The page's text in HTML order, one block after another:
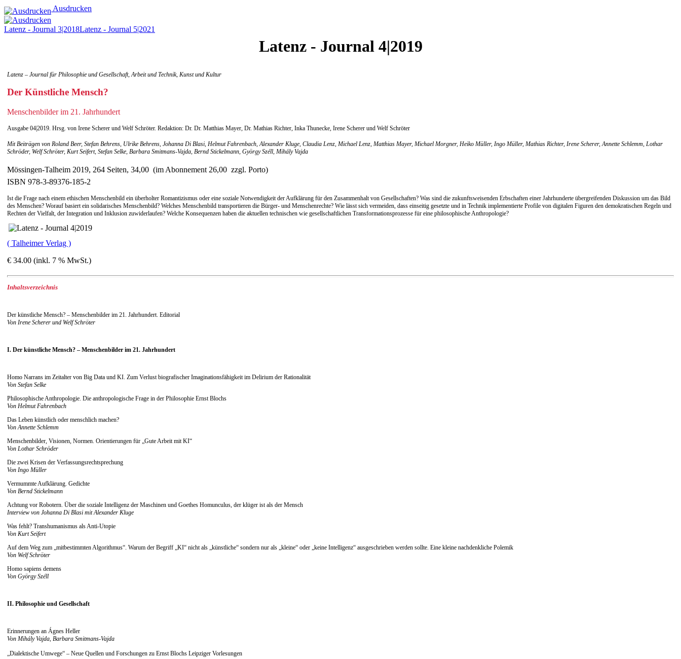
Ausdrucken
Latenz - Journal 3|2018Latenz - Journal 5|2021
Latenz - Journal 4|2019
Latenz – Journal für Philosophie und Gesellschaft, Arbeit und Technik, Kunst und Kultur
Der Künstliche Mensch?
Menschenbilder im 21. Jahrhundert
Ausgabe 04|2019. Hrsg. von Irene Scherer und Welf Schröter. Redaktion: Dr. Dr. Matthias Mayer, Dr. Mathias Richter, Inka Thunecke, Irene Scherer und Welf Schröter
Mit Beiträgen von Roland Beer, Stefan Behrens, Ulrike Behrens, Johanna Di Blasi, Helmut Fahrenbach, Alexander Kluge, Claudia Lenz, Michael Lenz, Matthias Mayer, Michael Morgner, Heiko Müller, Ingo Müller, Mathias Richter, Irene Scherer, Annette Schlemm, Lothar
Schröder, Welf Schröter, Kurt Seifert, Stefan Selke, Barbara Smitmans-Vajda, Bernd Stickelmann, György Széll, Mihály Vajda
Mössingen-Talheim 2019, 264 Seiten, 34,00  (im Abonnement 26,00  zzgl. Porto)
ISBN 978-3-89376-185-2
Ist die Frage nach einem ethischen Menschenbild ein überholter Romantizismus oder eine soziale Notwendigkeit der Aufklärung für den Zusammenhalt von Gesellschaften? Was sind die zukunftsweisenden Erbschaften einer Jahrhunderte übergreifenden Diskussion um das Bild
des Menschen? Worauf basiert ein solidarisches Menschenbild? Welches Menschenbild transportieren die Bürger- und Menschenrechte? Wie lässt sich vermeiden, dass einseitig gesetzte und in Technik implementierte Profile von digitalen Figuren den demokratischen Regeln und
Rechten der Vielfalt, der Integration und Inklusion zuwiderlaufen? Welche Konsequenzen haben die aktuellen technischen wie gesellschaftlichen Transformationsprozesse für eine philosophische Anthropologie?
( Talheimer Verlag )
€ 34.00 (inkl. 7 % MwSt.)
Inhaltsverzeichnis
Der künstliche Mensch? – Menschenbilder im 21. Jahrhundert. Editorial
Von Irene Scherer und Welf Schröter
I. Der künstliche Mensch? – Menschenbilder im 21. Jahrhundert
Homo Narrans im Zeitalter von Big Data und KI. Zum Verlust biografischer Imaginationsfähigkeit im Delirium der Rationalität
Von Stefan Selke
Philosophische Anthropologie. Die anthropologische Frage in der Philosophie Ernst Blochs
Von Helmut Fahrenbach
Das Leben künstlich oder menschlich machen?
Von Annette Schlemm
Menschenbilder, Visionen, Normen. Orientierungen für „Gute Arbeit mit KI“
Von Lothar Schröder
Die zwei Krisen der Verfassungsrechtsprechung
Von Ingo Müller
Vermummte Aufklärung. Gedichte
Von Bernd Stickelmann
Achtung vor Robotern. Über die soziale Intelligenz der Maschinen und Goethes Homunculus, der klüger ist als der Mensch
Interview von Johanna Di Blasi mit Alexander Kluge
Was fehlt? Transhumanismus als Anti-Utopie
Von Kurt Seifert
Auf dem Weg zum „mitbestimmten Algorithmus“. Warum der Begriff „KI“ nicht als „künstliche“ sondern nur als „kleine“ oder „keine Intelligenz“ ausgeschrieben werden sollte. Eine kleine nachdenkliche Polemik
Von Welf Schröter
Homo sapiens demens
Von György Széll
II. Philosophie und Gesellschaft
Erinnerungen an Ágnes Heller
Von Mihály Vajda, Barbara Smitmans-Vajda
„Dialektische Umwege“ – Neue Quellen und Forschungen zu Ernst Blochs Leipziger Vorlesungen